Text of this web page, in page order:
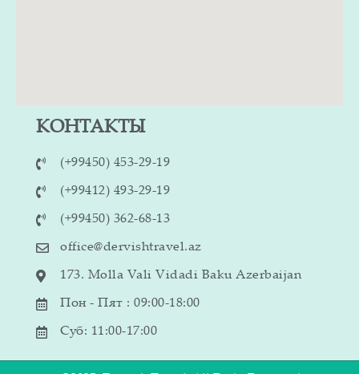
КОНТАКТЫ
(+99450) 453-29-19
(+99412) 493-29-19
(+99450) 362-68-13
office@dervishtravel.az
173. Molla Vali Vidadi Baku Azerbaijan
Пон - Пят : 09:00-18:00
Суб: 11:00-17:00